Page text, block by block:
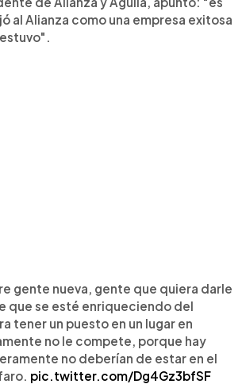
al Alianza como una empresa exitosa
gente nueva, gente que quiera darle
que se esté enriqueciendo del
tener un puesto en un lugar en
no le compete, porque hay
no deberían de estar en el
pic.twitter.com/Dg4Gz3bfSF